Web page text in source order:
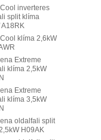
Cool inverteres
split klíma
A18RK
Cool klíma 2,6kW
Extreme
klíma 2,5kW
Extreme
klíma 3,5kW
oldalfali split
H09AK